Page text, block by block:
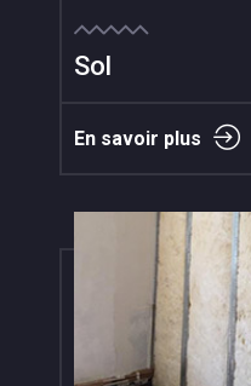
Sol
En savoir plus